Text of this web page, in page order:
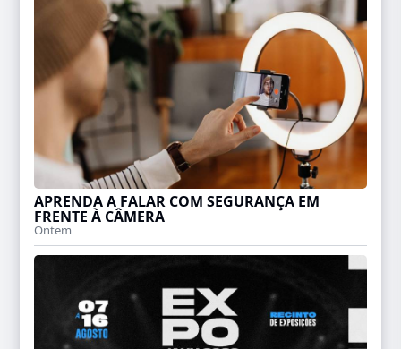
APRENDA A FALAR COM SEGURANÇA EM
FRENTE À CÂMERA
Ontem